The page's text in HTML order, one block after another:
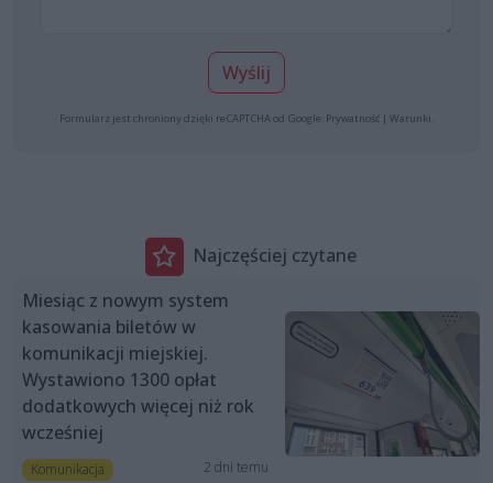
Wyślij
Formularz jest chroniony dzięki reCAPTCHA od Google: Prywatność | Warunki
Najczęściej czytane
Miesiąc z nowym system
kasowania biletów w
komunikacji miejskiej.
Wystawiono 1300 opłat
dodatkowych więcej niż rok
wcześniej
Komunikacja 2 dni temu